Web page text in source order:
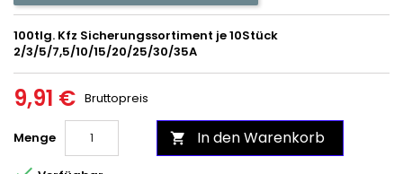
100tlg. Kfz Sicherungssortiment je 10Stück
2/3/5/7,5/10/15/20/25/30/35A
9,91 € Bruttopreis
Menge  In den Warenkorb